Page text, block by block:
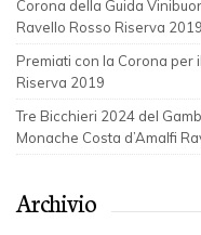
Corona della Guida
Ravello Rosso Riserva
Premiati con la Corona per
Riserva 2019
Tre Bicchieri 2024 del
Monache Costa d’Amalfi
Archivio